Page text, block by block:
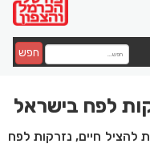
חפש
לפח בישראל
להציל חיים, נזרקות לפח